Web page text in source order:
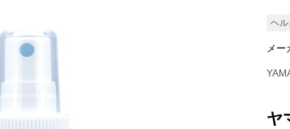
ヘル
メー
ヤ